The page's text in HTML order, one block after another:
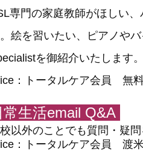
専門の家庭教師がほしい
絵を習いたい、ピアノや
を御紹介いたします
：トータルケア会員
常生活email Q&A
以外のことでも質問・疑
：トータルケア会員